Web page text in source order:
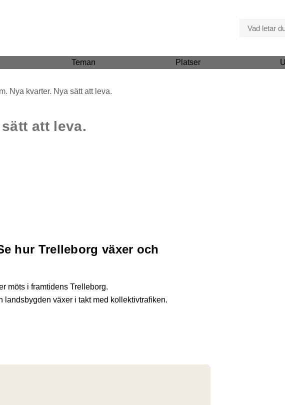
Teman Platser
Nya kvarter. Nya sätt att leva.
att leva.
hur Trelleborg växer och
möts i framtidens Trelleborg.
landsbygden växer i takt med kollektivtrafiken.